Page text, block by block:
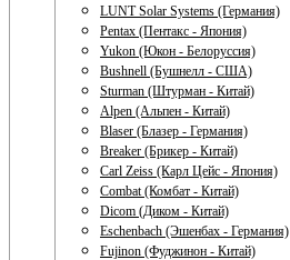
LUNT Solar Systems (Германия)
Pentax (Пентакс - Япония)
Yukon (Юкон - Белоруссия)
Bushnell (Бушнелл - США)
Sturman (Штурман - Китай)
Alpen (Альпен - Китай)
Blaser (Блазер - Германия)
Breaker (Брикер - Китай)
Carl Zeiss (Карл Цейс - Япония)
Combat (Комбат - Китай)
Dicom (Диком - Китай)
Eschenbach (Эшенбах - Германия)
Fujinon (Фуджинон - Китай)